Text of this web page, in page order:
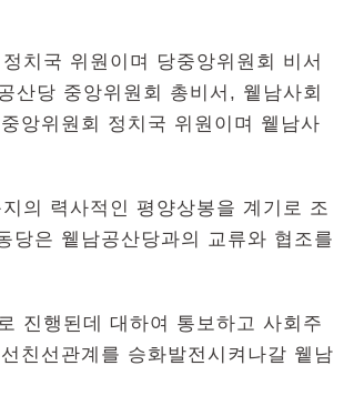
치국 위원이며 당중앙위원회 비서
산당 중앙위원회 총비서, 윁남사회
앙위원회 정치국 위원이며 윁남사
의 력사적인 평양상봉을 계기로 조
당은 윁남공산당과의 교류와 협조를
진행된데 대하여 통보하고 사회주
친선관계를 승화발전시켜나갈 윁남